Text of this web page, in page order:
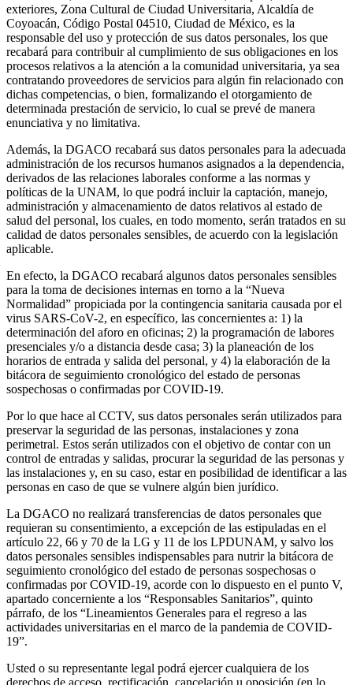
exteriores, Zona Cultural de Ciudad Universitaria, Alcaldía de
Coyoacán, Código Postal 04510, Ciudad de México, es la
responsable del uso y protección de sus datos personales, los que
recabará para contribuir al cumplimiento de sus obligaciones en los
procesos relativos a la atención a la comunidad universitaria, ya sea
contratando proveedores de servicios para algún fin relacionado con
dichas competencias, o bien, formalizando el otorgamiento de
determinada prestación de servicio, lo cual se prevé de manera
enunciativa y no limitativa.
Además, la DGACO recabará sus datos personales para la adecuada
administración de los recursos humanos asignados a la dependencia,
derivados de las relaciones laborales conforme a las normas y
políticas de la UNAM, lo que podrá incluir la captación, manejo,
administración y almacenamiento de datos relativos al estado de
salud del personal, los cuales, en todo momento, serán tratados en su
calidad de datos personales sensibles, de acuerdo con la legislación
aplicable.
En efecto, la DGACO recabará algunos datos personales sensibles
para la toma de decisiones internas en torno a la “Nueva
Normalidad” propiciada por la contingencia sanitaria causada por el
virus SARS-CoV-2, en específico, las concernientes a: 1) la
determinación del aforo en oficinas; 2) la programación de labores
presenciales y/o a distancia desde casa; 3) la planeación de los
horarios de entrada y salida del personal, y 4) la elaboración de la
bitácora de seguimiento cronológico del estado de personas
sospechosas o confirmadas por COVID-19.
Por lo que hace al CCTV, sus datos personales serán utilizados para
preservar la seguridad de las personas, instalaciones y zona
perimetral. Estos serán utilizados con el objetivo de contar con un
control de entradas y salidas, procurar la seguridad de las personas y
las instalaciones y, en su caso, estar en posibilidad de identificar a las
personas en caso de que se vulnere algún bien jurídico.
La DGACO no realizará transferencias de datos personales que
requieran su consentimiento, a excepción de las estipuladas en el
artículo 22, 66 y 70 de la LG y 11 de los LPDUNAM, y salvo los
datos personales sensibles indispensables para nutrir la bitácora de
seguimiento cronológico del estado de personas sospechosas o
confirmadas por COVID-19, acorde con lo dispuesto en el punto V,
apartado concerniente a los “Responsables Sanitarios”, quinto
párrafo, de los “Lineamientos Generales para el regreso a las
actividades universitarias en el marco de la pandemia de COVID-
19”.
Usted o su representante legal podrá ejercer cualquiera de los